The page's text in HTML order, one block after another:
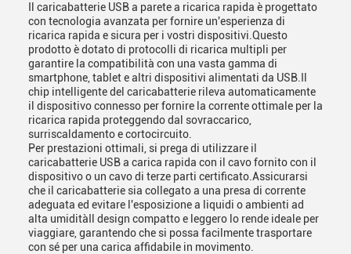
Il caricabatterie USB a parete a ricarica rapida è progettato
con tecnologia avanzata per fornire un'esperienza di
ricarica rapida e sicura per i vostri dispositivi.Questo
prodotto è dotato di protocolli di ricarica multipli per
garantire la compatibilità con una vasta gamma di
smartphone, tablet e altri dispositivi alimentati da USB.Il
chip intelligente del caricabatterie rileva automaticamente
il dispositivo connesso per fornire la corrente ottimale per la
ricarica rapida proteggendo dal sovraccarico,
surriscaldamento e cortocircuito.
Per prestazioni ottimali, si prega di utilizzare il
caricabatterie USB a carica rapida con il cavo fornito con il
dispositivo o un cavo di terze parti certificato.Assicurarsi
che il caricabatterie sia collegato a una presa di corrente
adeguata ed evitare l'esposizione a liquidi o ambienti ad
alta umiditàIl design compatto e leggero lo rende ideale per
viaggiare, garantendo che si possa facilmente trasportare
con sé per una carica affidabile in movimento.